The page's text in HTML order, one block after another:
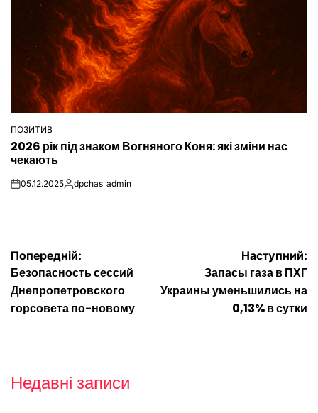
ОПУБЛІКУВАТИ
У
ПОЗИТИВ
2026 рік під знаком Вогняного Коня: які зміни нас
чекають
on05.12.2025Опубліковано
dpchas_admin
Навігація
записів
Попередній:
Безопасность сессий
Днепропетровского
горсовета по-новому
Наступний:
Запасы газа в ПХГ
Украины уменьшились на
0,13% в сутки
Недавні записи